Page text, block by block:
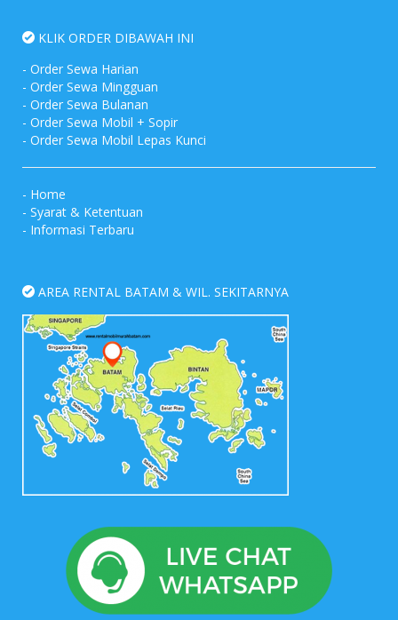
KLIK ORDER DIBAWAH INI
- Order Sewa Harian
- Order Sewa Mingguan
- Order Sewa Bulanan
- Order Sewa Mobil + Sopir
- Order Sewa Mobil Lepas Kunci
- Home
- Syarat & Ketentuan
- Informasi Terbaru
AREA RENTAL BATAM & WIL. SEKITARNYA